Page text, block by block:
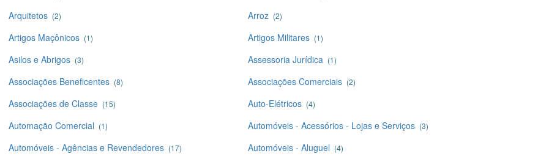
Arquitetos (2) Arroz (2)
Artigos Maçônicos (1) Artigos Militares (1)
Asilos e Abrigos (3) Assessoria Jurídica (1)
Associações Beneficentes (8) Associações Comerciais (2)
Associações de Classe (15) Auto-Elétricos (4)
Automação Comercial (1) Automóveis - Acessórios - Lojas e Serviços (3)
Automóveis - Agências e Revendedores (17) Automóveis - Aluguel (4)